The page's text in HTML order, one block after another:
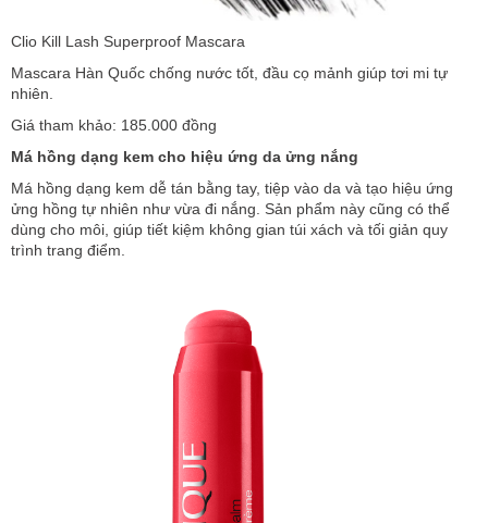
Clio Kill Lash Superproof Mascara
Mascara Hàn Quốc chống nước tốt, đầu cọ mảnh giúp tơi mi tự
nhiên.
Giá tham khảo: 185.000 đồng
Má hồng dạng kem cho hiệu ứng da ửng nắng
Má hồng dạng kem dễ tán bằng tay, tiệp vào da và tạo hiệu ứng
ửng hồng tự nhiên như vừa đi nắng. Sản phẩm này cũng có thể
dùng cho môi, giúp tiết kiệm không gian túi xách và tối giản quy
trình trang điểm.